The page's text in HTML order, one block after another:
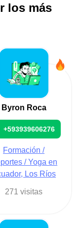
los más
Byron Roca
+593939606276
Formación /
/ Yoga en
Los Ríos
271 visitas